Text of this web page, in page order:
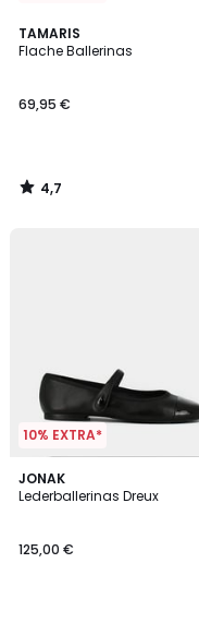
TAMARIS
Flache Ballerinas
69,95 €
4,7
/ 5
4,7
/
10% EXTRA*
JONAK
Lederballerinas Dreux
125,00 €